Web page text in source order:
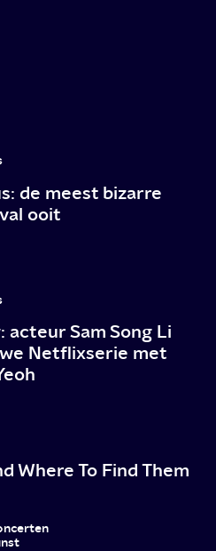
de meest bizarre
ooit
acteur Sam Song Li
Netflixserie met
Where To Find Them